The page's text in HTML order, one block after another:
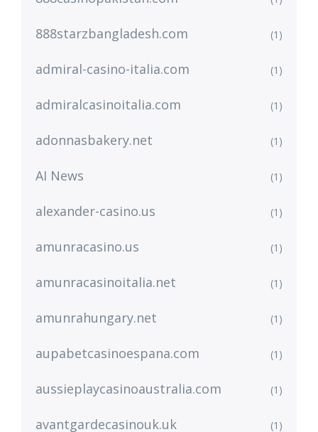
888starzbangladesh.com (1)
admiral-casino-italia.com (1)
admiralcasinoitalia.com (1)
adonnasbakery.net (1)
AI News (1)
alexander-casino.us (1)
amunracasino.us (1)
amunracasinoitalia.net (1)
amunrahungary.net (1)
aupabetcasinoespana.com (1)
aussieplaycasinoaustralia.com (1)
avantgardecasinouk.uk (1)